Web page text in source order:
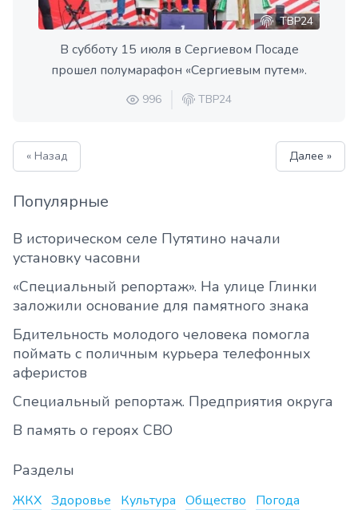
ТВР24
В субботу 15 июля в Сергиевом Посаде
прошел полумарафон «Сергиевым путем».
996 ТВР24
« Назад Далее »
Популярные
В историческом селе Путятино начали
установку часовни
«Специальный репортаж». На улице Глинки
заложили основание для памятного знака
Бдительность молодого человека помогла
поймать с поличным курьера телефонных
аферистов
Специальный репортаж. Предприятия округа
В память о героях СВО
Разделы
ЖКХ Здоровье Культура Общество
Погода